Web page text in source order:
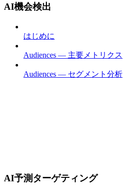
AI機会検出
はじめに
Audiences — 主要メトリクス
Audiences — セグメント分析
AI予測ターゲティング